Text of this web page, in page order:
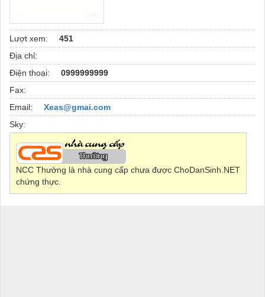
Lượt xem:
451
Địa chỉ:
Điện thoại:
0999999999
Fax:
Email:
Xeas@gmai.com
Sky:
NCC Thường là nhà cung cấp chưa được ChoDanSinh.NET
chứng thực.